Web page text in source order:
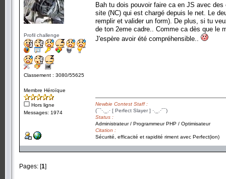
Profil challenge
Classement : 3080/55625
Membre Héroïque
Hors ligne
Messages: 1974
Bah tu dois pouvoir faire ca en JS avec
site (NC) qui est chargé depuis le net. Le
remplir et valider un form). De plus, si tu
de ton 2eme cadre.. Comme ca dès que le
J'espère avoir été compréhensible..
Newbie Contest Staff :
(¯`·._.· [ Perfect Slayer ] ·._.·´¯)
Status :
Administrateur / Programmeur PHP / Optimisateur
Citation :
Sécurité, efficacité et rapidité riment avec Perfect(ion)
Pages: [1]